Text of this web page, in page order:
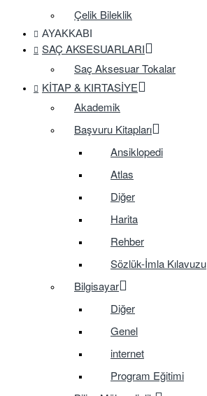
Çelik Bileklik
AYAKKABI
SAÇ AKSESUARLARI
Saç Aksesuar Tokalar
KITAP & KIRTASIYE
Akademik
Başvuru Kitapları
Ansiklopedi
Atlas
Diğer
Harita
Rehber
Sözlük-İmla Kılavuzu
Bilgisayar
Diğer
Genel
internet
Program Eğitimi